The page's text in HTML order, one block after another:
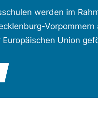
werden im
Union